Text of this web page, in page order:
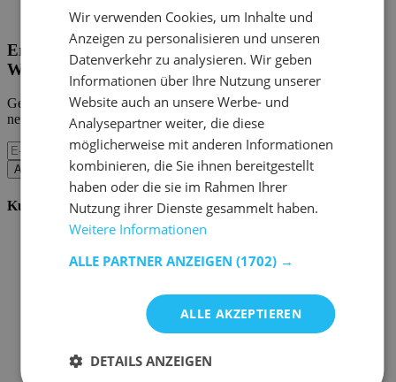
Home Emob|Mein Konto
Erhalten Sie unsere neuen Kollektionen und
Werbeaktionen.
Geben Sie uns Ihre E-Mail und Sie werden monatlich über die
neuesten Ereignisse informiert.
Abonnieren
Kundenservice
Zahlungsmöglichkeiten
Stornieren oder retournieren
Pflegehinweise
Paswort Vergessen?
Wir verwenden Cookies, um Inhalte und
Anzeigen zu personalisieren und unseren
Datenverkehr zu analysieren. Wir geben
Informationen über Ihre Nutzung unserer
Website auch an unsere Werbe- und
Analysepartner weiter, die diese
möglicherweise mit anderen Informationen
kombinieren, die Sie ihnen bereitgestellt
haben oder die sie im Rahmen Ihrer
Nutzung ihrer Dienste gesammelt haben.
Weitere Informationen
ALLE PARTNER ANZEIGEN (1702) →
ALLE AKZEPTIEREN
DETAILS ANZEIGEN